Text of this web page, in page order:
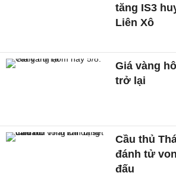
tăng IS3
Liên Xô
Giá vàng
trở lại
Cầu thủ
đánh tử
đấu